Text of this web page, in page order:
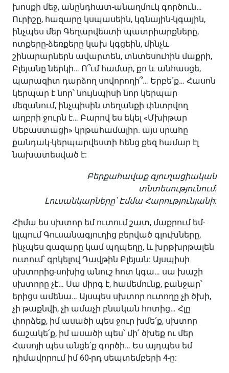
խոսքի մեջ, անընդհատ-անաղմուկ գործուն…
Ուրիշը, հազարը կսպասեին, կգնային-կգային,
ինչպես մեր Գեղարվեստի պատրիարքները,
ոտքերը-ձեռքերը կախ կգցեին, մինչև
շինարարներն ավարտեն, տնտեսուհին մաքրի,
Բլեյանը ներկի… Ո՞ւմ համար, քո և անհասցե,
պարազիտ դարձող սովորողի՞… Երբե՛ք… Հասոն
կերպար է նոր՝ նույնպիսի նոր կերպար
մեզանում, ինչպիսին տեղանքի փնտրվող
աղբրի ջուրն է… Բարով ես եկել «Մխիթար
Սեբաստացի» կրթահամալիր. այս սրահը
քանդակ-կերպարվեստի հենց քեզ համար էլ
նախատեսված է:
Բերքահավաք գյուղացիական
տնտեսությունում:
Լուսանկարները՝ Էմմա Հարությունյանի:
Հիմա ես սխտոր եմ ուտում շատ, մաքրում եմ-
կլպում Գուսանագյուղից բերված գլուխները,
ինչպես գազարը կամ պղպեղը, և խրթխրթալեն
ուտում՝ գրկելով Դավթին Բլեյան: Այսպիսի
սխտորից-սոխից անուշ հոտ կգա… սա խաշի
սխտորը չէ… Սա միրգ է, համեմունք, բանջար՝
երիցս ամենա… Այսպես սխտոր ուտողը չի ծխի,
չի թաքնվի, չի ամաչի բնական հոտից… Հլը
փորձեք, իմ ասածի պես ջուր խմե՛ք, սխտոր
ճաշակե՛ք, իմ ասածի պես՝ մի՛ ծխեք ու մեր
Հասոյի պես անցե՛ք գործի… Ես այդպես եմ
դիմավորում իմ 60-րդ սեպտեմբերի 4-ը: